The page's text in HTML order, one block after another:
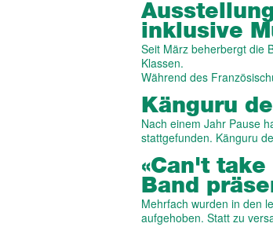
inklusive
Seit März beherbergt die
Klassen.
Während des
Känguru
Nach einem Jahr Pause
stattgefunden. Känguru
«Can't take
Band
Mehrfach wurden in den
aufgehoben. Statt zu